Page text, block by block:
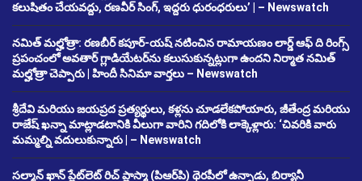
కలుషితం చేయవద్దు, రణవీర్ సింగ్, ఇద్దరు ధురంధరులు’ | – Newswatch
నమిత్ మల్హోత్రా: రణబీర్ కపూర్-యష్ నటించిన రామాయణం లార్డ్ ఆఫ్ ది రింగ్స్
ప్రపంచంలో అవతార్ గ్లాడియేటర్‌ను కలుసుకున్నట్లుగా ఉందని నిర్మాత నమిత్
మల్హోత్రా చెప్పారు | హిందీ సినిమా వార్తలు – Newswatch
శ్రీదేవి మరియు జయప్రద ప్రత్యర్థులు, కళ్లను చూడలేకపోయారు, జీతేంద్ర మరియు
రాజేష్ ఖన్నా మాట్లాడటానికి వీలుగా వారిని గదిలోకి లాక్కెళ్లారు: ‘చివరికి వారు
మమ్మల్ని వదులుకున్నారు | – Newswatch
సల్మాన్ ఖాన్ ప్లేట్‌లెట్ రిచ్ ప్లాస్మా (పిఆర్‌పి) థెరపీలో ఉన్నాడు, బిర్యానీ